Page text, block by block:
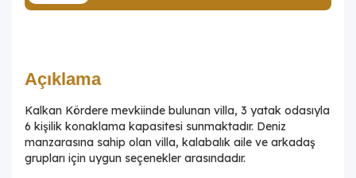
Açıklama
Kalkan Kördere mevkiinde bulunan villa, 3 yatak odasıyla
6 kişilik konaklama kapasitesi sunmaktadır. Deniz
manzarasına sahip olan villa, kalabalık aile ve arkadaş
grupları için uygun seçenekler arasındadır.